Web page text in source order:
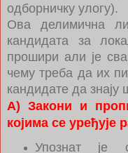
одборничку улогу).
Ова делимична
кандидата за
прошири али је
чему треба да их
кандидате да знају
А) Закони и
којима се уређује
Упознат је